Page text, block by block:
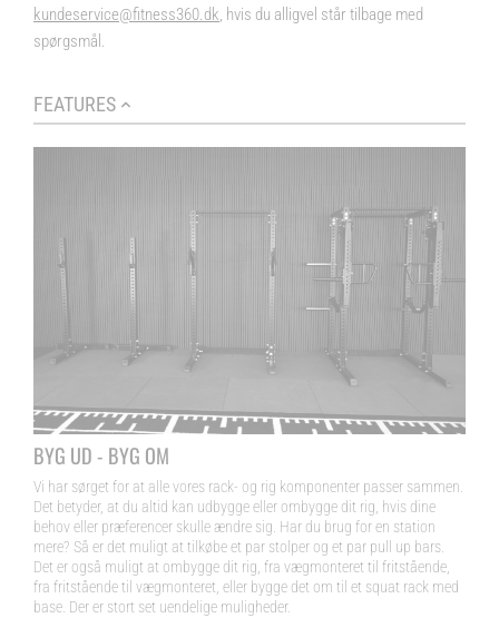
kundeservice@fitness360.dk, hvis du alligvel står tilbage med
spørgsmål.
FEATURES
BYG UD - BYG OM
Vi har sørget for at alle vores rack- og rig komponenter passer sammen.
Det betyder, at du altid kan udbygge eller ombygge dit rig, hvis dine
behov eller præferencer skulle ændre sig. Har du brug for en station
mere? Så er det muligt at tilkøbe et par stolper og et par pull up bars.
Det er også muligt at ombygge dit rig, fra vægmonteret til fritstående,
fra fritstående til vægmonteret, eller bygge det om til et squat rack med
base. Der er stort set uendelige muligheder.